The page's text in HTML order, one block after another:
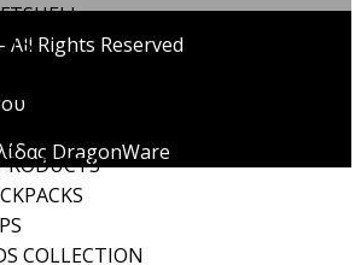
COLLECTION
Rights Reserved
DragonWare